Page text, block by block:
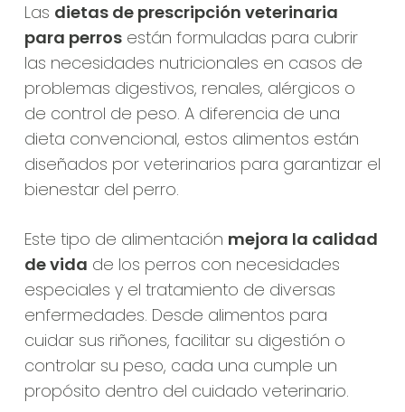
Las dietas de prescripción veterinaria
para perrosestán formuladas para cubrir
las necesidades nutricionales en casos de
problemas digestivos, renales, alérgicos o
de control de peso. A diferencia de una
dieta convencional, estos alimentos están
diseñados por veterinarios para garantizar el
bienestar del perro.
Este tipo de alimentación mejora la calidad
de vida de los perros con necesidades
especiales y el tratamiento de diversas
enfermedades. Desde alimentos para
cuidar sus riñones, facilitar su digestión o
controlar su peso, cada una cumple un
propósito dentro del cuidado veterinario.